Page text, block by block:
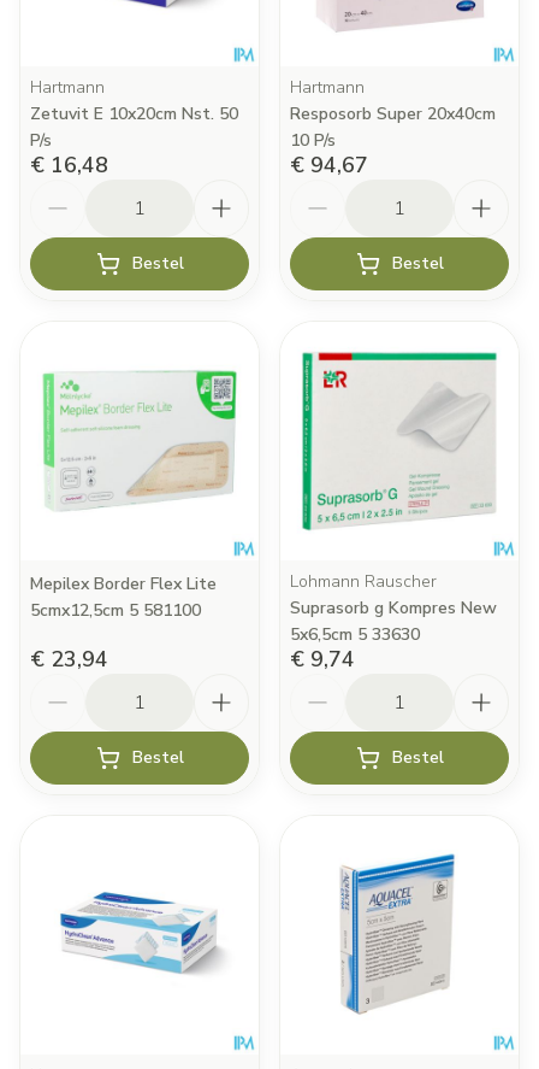
Hartmann
Zetuvit E 10x20cm Nst. 50
P/s
€ 16,48
Bestel
Hartmann
Resposorb Super 20x40cm
10 P/s
€ 94,67
Bestel
Mepilex Border Flex Lite
5cmx12,5cm 5 581100
€ 23,94
Bestel
Lohmann Rauscher
Suprasorb g Kompres New
5x6,5cm 5 33630
€ 9,74
Bestel